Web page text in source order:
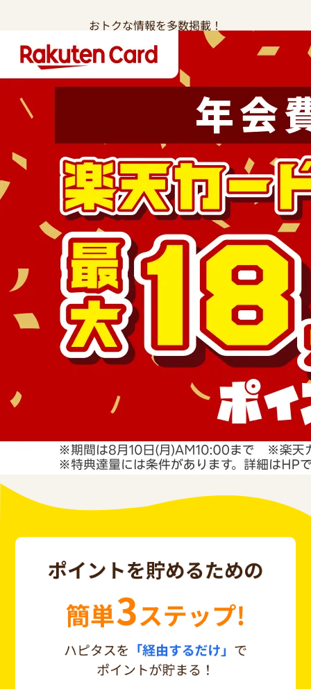
おトクな情報を多数掲載！